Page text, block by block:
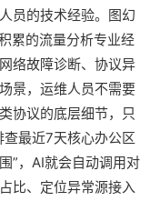
员的技术经验。图幻
累的流量分析专业经
络故障诊断、协议异
景，运维人员不需要
协议的底层细节，只
最近7天核心办公区
”，AI就会自动调用对
比、定位异常源接入